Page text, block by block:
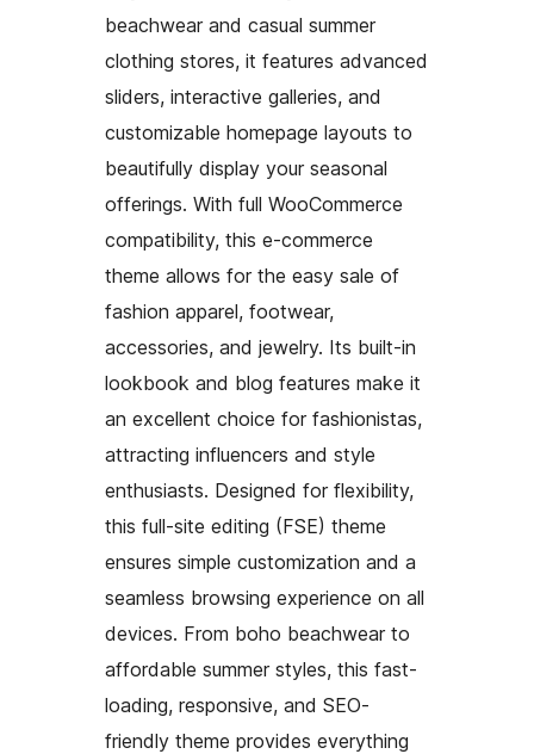
beachwear and casual summer
clothing stores, it features advanced
sliders, interactive galleries, and
customizable homepage layouts to
beautifully display your seasonal
offerings. With full WooCommerce
compatibility, this e-commerce
theme allows for the easy sale of
fashion apparel, footwear,
accessories, and jewelry. Its built-in
lookbook and blog features make it
an excellent choice for fashionistas,
attracting influencers and style
enthusiasts. Designed for flexibility,
this full-site editing (FSE) theme
ensures simple customization and a
seamless browsing experience on all
devices. From boho beachwear to
affordable summer styles, this fast-
loading, responsive, and SEO-
friendly theme provides everything